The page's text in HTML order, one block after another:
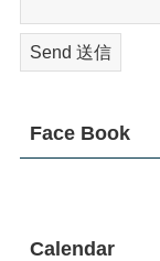
Face Book
Calendar